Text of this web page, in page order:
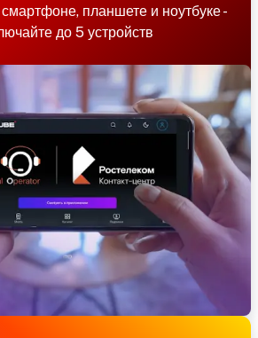
планшете и ноутбуке -
до 5 устройств